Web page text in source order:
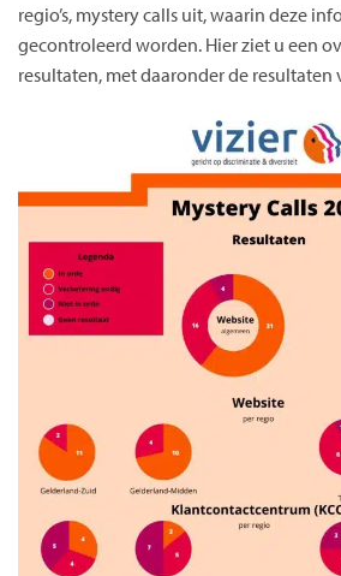
regio’s, mystery calls uit, waarin deze
gecontroleerd worden. Hier ziet u een
resultaten, met daaronder de resultaten